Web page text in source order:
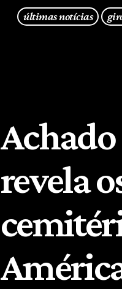
últimas notícias
revela